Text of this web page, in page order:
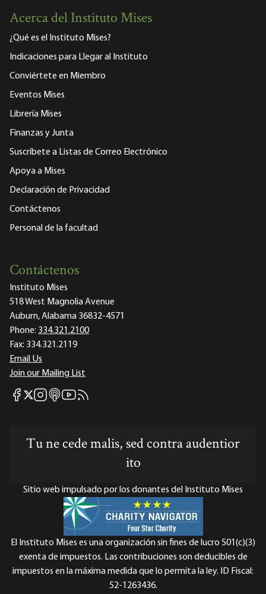
Acerca del Instituto Mises
¿Qué es el Instituto Mises?
Indicaciones para Llegar al Instituto
Conviértete en Miembro
Eventos Mises
Librería Mises
Finanzas y Junta
Suscríbete a Listas de Correo Electrónico
Apoya a Mises
Declaración de Privacidad
Contáctenos
Personal de la facultad
Contáctenos
Instituto Mises
518 West Magnolia Avenue
Auburn, Alabama 36832-4571
Phone: 334.321.2100
Fax: 334.321.2119
Email Us
Join our Mailing List
Mises Facebook
Mises X
Mises Instagram
Mises itunes
Mises Youtube
Mises RSS feed
Tu ne cede malis, sed contra audentior
ito
Sitio web impulsado por los donantes del Instituto Mises
El Instituto Mises es una organización sin fines de lucro 501(c)(3)
exenta de impuestos. Las contribuciones son deducibles de
impuestos en la máxima medida que lo permita la ley. ID Fiscal:
52-1263436.